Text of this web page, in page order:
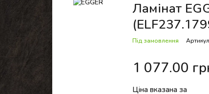
Ламінат
Під замовлення
1 077.00
Ціна вказана за